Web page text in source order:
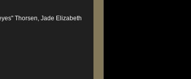
Thorsen, Jade Elizabeth